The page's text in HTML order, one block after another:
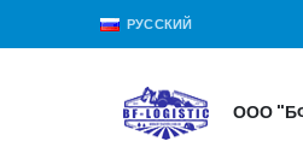
РУССКИЙ
ООО